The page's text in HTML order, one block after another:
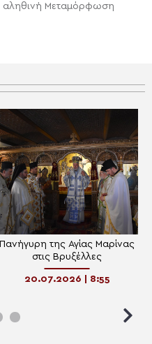
αληθινή Μεταμόρφωση
Πανήγυρη της Αγίας Μαρίνας
στις Βρυξέλλες
20.07.2026 | 8:55